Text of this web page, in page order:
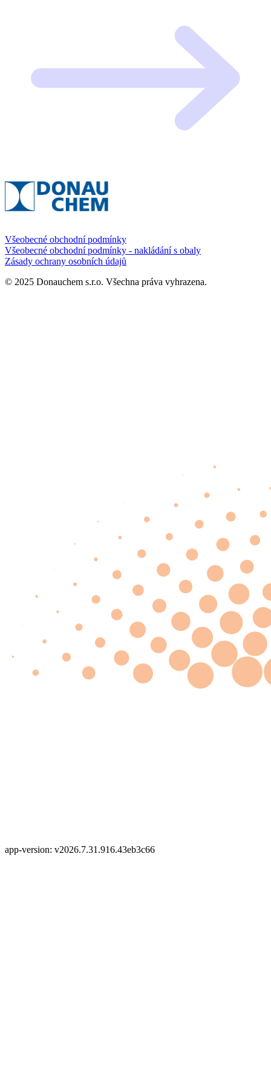
Všeobecné obchodní podmínky
Všeobecné obchodní podmínky - nakládání s obaly
Zásady ochrany osobních údajů
© 2025 Donauchem s.r.o. Všechna práva vyhrazena.
app-version: v2026.7.31.916.43eb3c66